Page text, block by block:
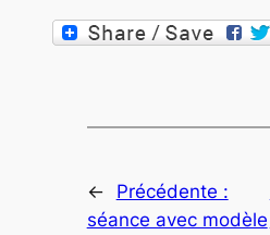
←
Précédente :
séance avec modèle